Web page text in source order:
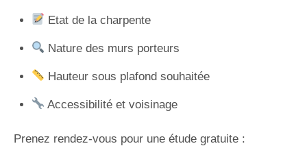
Etat de la charpente
Nature des murs porteurs
Hauteur sous plafond souhaitée
Accessibilité et voisinage
Prenez rendez-vous pour une étude gratuite :